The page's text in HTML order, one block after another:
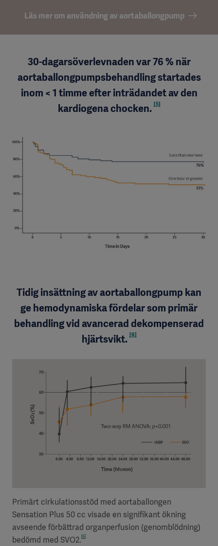
Läs mer om användning av aortaballongpump
30-dagarsöverlevnaden var 76 % när
aortaballongpumpsbehandling startades
inom < 1 timme efter inträdandet av den
kardiogena chocken.[5]
Tidig insättning av aortaballongpump kan
ge hemodynamiska fördelar som primär
behandling vid avancerad dekompenserad
hjärtsvikt.[6]
Primärt cirkulationsstöd med aortaballongen
Sensation Plus 50 cc visade en signifikant ökning
avseende förbättrad organperfusion (genomblödning)
bedömd med SVO2.[6]